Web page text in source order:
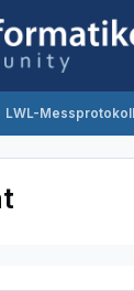
LWL-